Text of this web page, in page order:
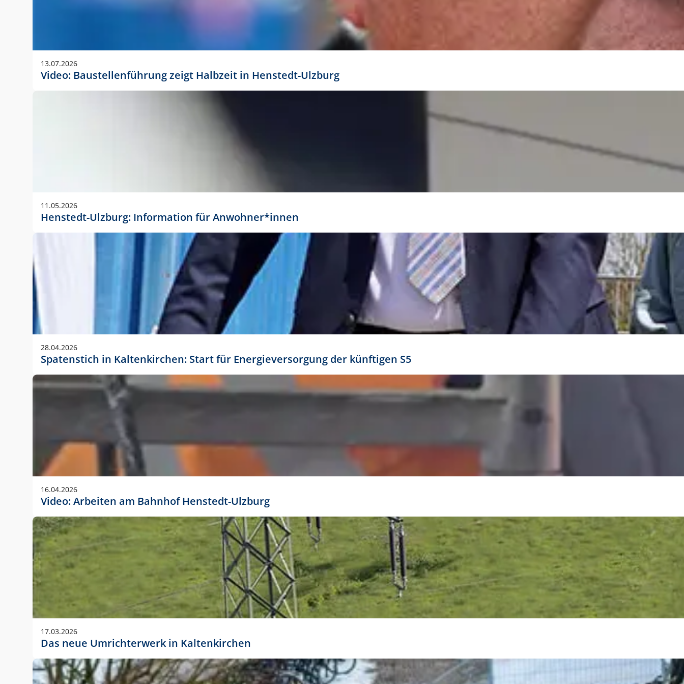
Anwendungsgröße im Layout:
Die Logohöhe beträgt 4 – 10 % der jeweiligen Formathöhe. Daraus ergeben sich für gängige Formate
folgende fest definierte Anwendungsgrößen im Layout:
DIN A3 – 15 mm hoch (5 %)
DIN A1 – 39 mm hoch (5 %)
DIN lang – 10 mm hoch (5 %)
1080 x 1080 px – 78 px hoch (7 %)
In Ausnahmefällen darf das Logo jedoch auch größer oder kleiner gesetzt werden. Dazu bedarf es jedoch
stets der vorherigen Absprache mit der Marketingabteilung.
13.07.2026
Video: Baustellenführung zeigt Halbzeit in Henstedt-Ulzburg
11.05.2026
Henstedt-Ulzburg: Information für Anwohner*innen
28.04.2026
Spatenstich in Kaltenkirchen: Start für Energieversorgung der künftigen S5
16.04.2026
Video: Arbeiten am Bahnhof Henstedt-Ulzburg
17.03.2026
Das neue Umrichterwerk in Kaltenkirchen